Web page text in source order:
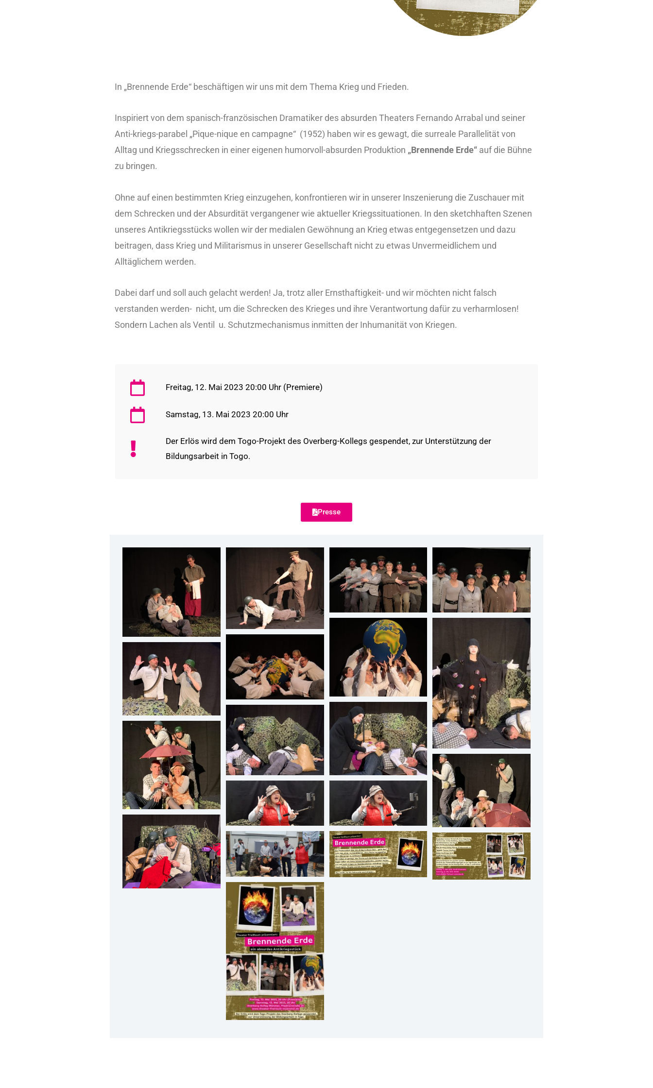
In „Brennende Erde“ beschäftigen wir uns mit dem Thema Krieg und Frieden.
Inspiriert von dem spanisch-französischen Dramatiker des absurden Theaters Fernando Arrabal und seiner
Anti-kriegs-parabel „Pique-nique en campagne“ (1952) haben wir es gewagt, die surreale Parallelität von
Alltag und Kriegsschrecken in einer eigenen humorvoll-absurden Produktion „Brennende Erde“ auf die Bühne
zu bringen.
Ohne auf einen bestimmten Krieg einzugehen, konfrontieren wir in unserer Inszenierung die Zuschauer mit
dem Schrecken und der Absurdität vergangener wie aktueller Kriegssituationen. In den sketchhaften Szenen
unseres Antikriegsstücks wollen wir der medialen Gewöhnung an Krieg etwas entgegensetzen und dazu
beitragen, dass Krieg und Militarismus in unserer Gesellschaft nicht zu etwas Unvermeidlichem und
Alltäglichem werden.
Dabei darf und soll auch gelacht werden! Ja, trotz aller Ernsthaftigkeit- und wir möchten nicht falsch
verstanden werden- nicht, um die Schrecken des Krieges und ihre Verantwortung dafür zu verharmlosen!
Sondern Lachen als Ventil u. Schutzmechanismus inmitten der Inhumanität von Kriegen.
Freitag, 12. Mai 2023 20:00 Uhr (Premiere)
Samstag, 13. Mai 2023 20:00 Uhr
Der Erlös wird dem Togo-Projekt des Overberg-Kollegs gespendet, zur Unterstützung der
Bildungsarbeit in Togo.
Presse